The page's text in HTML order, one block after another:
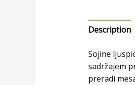
Description
Sojine
sadržajem
preradi